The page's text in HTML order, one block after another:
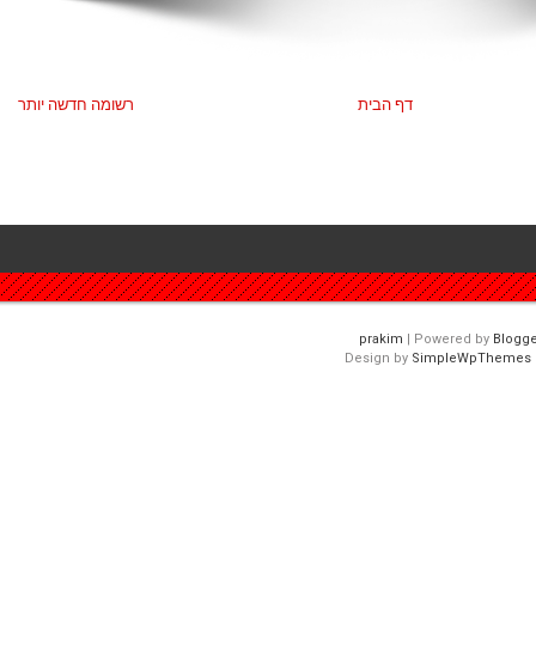
רשומה חדשה יותר דף הבית
| Powered by
Design by SimpleWpThemes